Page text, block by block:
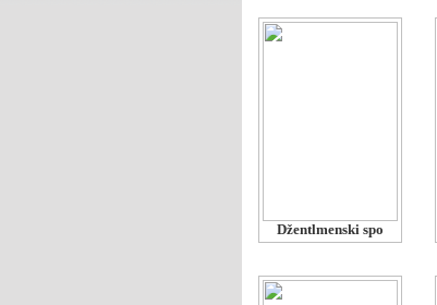
Džentlmenski spo